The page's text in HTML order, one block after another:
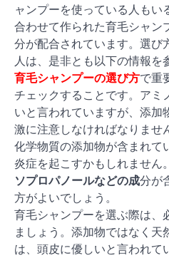
ャンプーを使っている人もい
合わせて作られた育毛シャン
分が配合されています。選び
人は、是非とも以下の情報を
育毛シャンプーの選び方で重
チェックすることです。アミ
いと言われていますが、添加
激に注意しなければなりませ
化学物質の添加物が含まれて
炎症を起こすかもしれません。
ソプロパノールなどの成分が
方がよいでしょう。
育毛シャンプーを選ぶ際は、
ましょう。添加物ではなく
は、頭皮に優しいと言われて